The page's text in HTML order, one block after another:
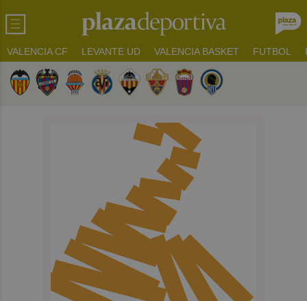
VALENCIA CF LEVANTE UD VALENCIA BASKET FUTBOL